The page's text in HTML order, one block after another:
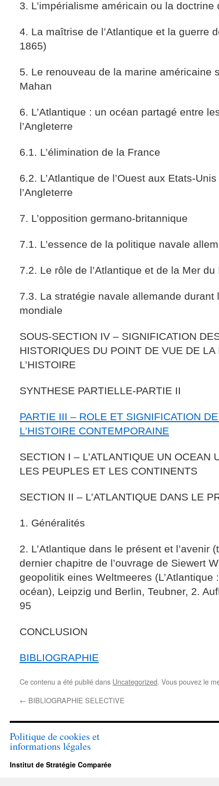
3. L’impérialisme américain ou la doctrine
4. La maîtrise de l’Atlantique et la guerre
1865)
5. Le renouveau de la marine américaine
Mahan
6. L’Atlantique : un océan partagé entre
l’Angleterre
6.1. L’élimination de la France
6.2. L’Atlantique de l’Ouest aux Etats-
l’Angleterre
7. L’opposition germano-britannique
7.1. L’essence de la politique navale
7.2. Le rôle de l’Atlantique et de la Mer du
7.3. La stratégie navale allemande durant
mondiale
SOUS-SECTION IV – SIGNIFICATION
HISTORIQUES DU POINT DE VUE DE
L’HISTOIRE
SYNTHESE PARTIELLE-PARTIE II
PARTIE III – ROLE ET SIGNIFICATION
L’HISTOIRE CONTEMPORAINE
SECTION I – L’ATLANTIQUE UN OCEAN
LES PEUPLES ET LES CONTINENTS
SECTION II – L’ATLANTIQUE DANS LE
1. Généralités
2. L’Atlantique dans le présent et l’avenir
dernier chapitre de l’ouvrage de Siewert
geopolitik eines Weltmeeres (L’Atlantique
océan), Leipzig und Berlin, Teubner, 2.
95
CONCLUSION
BIBLIOGRAPHIE
Ce contenu a été publié dans Uncategorized. Vous pouvez le
← BIBLIOGRAPHIE SELECTIVE
Politique de cookies et
informations légales
Institut de Stratégie Comparée